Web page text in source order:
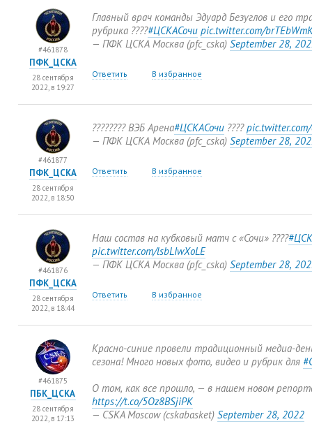
Главный врач команды Эдуард Безуглов и его
рубрика ????#ЦСКАСочи pic.twitter.com/
— ПФК ЦСКА Москва (pfc_cska) September 28,
Ответить В избранное
#461878
ПФК_ЦСКА
28 сентября
2022, в 19:27
????????️ ВЭБ Арена#ЦСКАСочи ????
— ПФК ЦСКА Москва (pfc_cska) September 28,
Ответить В избранное
#461877
ПФК_ЦСКА
28 сентября
2022, в 18:50
Наш состав на кубковый матч с «Сочи» ????
pic.twitter.com/lsbLIwXoLE
— ПФК ЦСКА Москва (pfc_cska) September 28,
Ответить В избранное
#461876
ПФК_ЦСКА
28 сентября
2022, в 18:44
Красно-синие провели традиционный медиа-
сезона! Много новых фото, видео и рубрик для
О том, как все прошло, — в нашем новом
https://t.co/5Oz8BSjiPK
— CSKA Moscow (cskabasket) September 28, 2022
#461875
ПБК_ЦСКА
28 сентября
2022, в 17:13